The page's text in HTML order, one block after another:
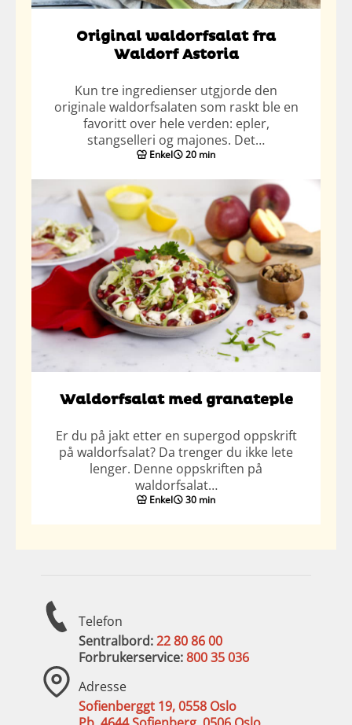
Original waldorfsalat fra
Waldorf Astoria
Kun tre ingredienser utgjorde den
originale waldorfsalaten som raskt ble en
favoritt over hele verden: epler,
stangselleri og majones. Det…
Enkel 20 min
Waldorfsalat med granateple
Er du på jakt etter en supergod oppskrift
på waldorfsalat? Da trenger du ikke lete
lenger. Denne oppskriften på
waldorfsalat…
Enkel 30 min
Telefon
Sentralbord:22 80 86 00
Forbrukerservice:800 35 036
Adresse
Sofienberggt 19, 0558 Oslo